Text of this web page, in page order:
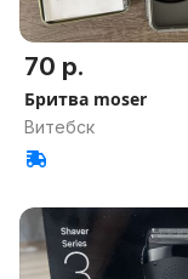
70 р.
Бритва moser
Витебск